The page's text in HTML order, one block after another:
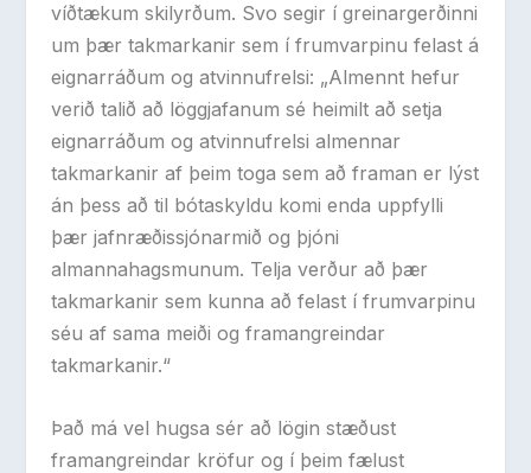
víðtækum skilyrðum. Svo segir í greinargerðinni
um þær takmarkanir sem í frumvarpinu felast á
eignarráðum og atvinnufrelsi: „Almennt hefur
verið talið að löggjafanum sé heimilt að setja
eignarráðum og atvinnufrelsi almennar
takmarkanir af þeim toga sem að framan er lýst
án þess að til bótaskyldu komi enda uppfylli
þær jafnræðissjónarmið og þjóni
almannahagsmunum. Telja verður að þær
takmarkanir sem kunna að felast í frumvarpinu
séu af sama meiði og framangreindar
takmarkanir.“
Það má vel hugsa sér að lögin stæðust
framangreindar kröfur og í þeim fælust